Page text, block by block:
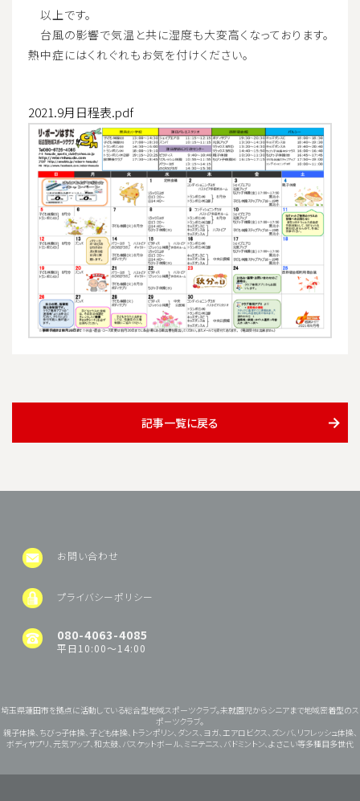
以上です。
台風の影響で気温と共に湿度も大変高くなっております。
熱中症にはくれぐれもお気を付けください。
2021.9月日程表.pdf
記事一覧に戻る
お問い合わせ
プライバシーポリシー
080-4063-4085
平日10:00～14:00
埼玉県蓮田市を拠点に活動している総合型地域スポーツクラブ。未就園児からシニアまで地域密着型のス
ポーツクラブ。
親子体操、ちびっ子体操、子ども体操、トランポリン、ダンス、ヨガ、エアロビクス、ズンバ、リフレッシュ体操、
ボディサプリ、元気アップ、和太鼓、バスケットボール、ミニテニス、バドミントン、よさこい等多種目多世代